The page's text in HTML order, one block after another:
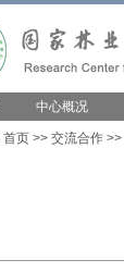
中心概况
首页 >> 交流合作 >>